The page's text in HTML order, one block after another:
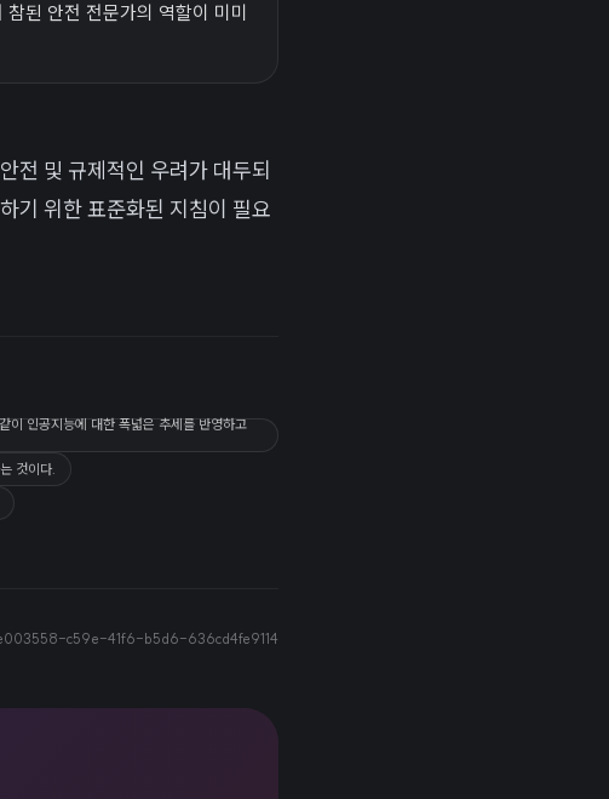
된 안전 전문가의 역할이 미미
전 및 규제적인 우려가 대두되
기 위한 표준화된 지침이 필요
이 인공지능에 대한 폭넓은 추세를 반영하고
것이다.
c59e-41f6-b5d6-636cd4fe9114